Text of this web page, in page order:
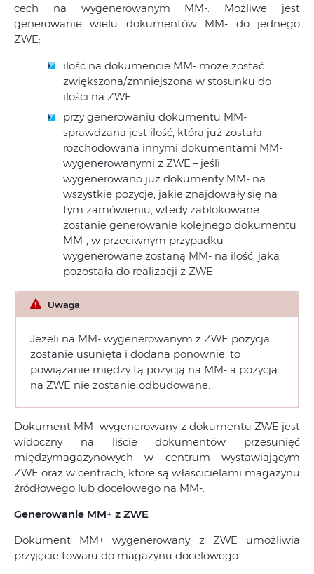
cech na wygenerowanym MM-. Możliwe jest
generowanie wielu dokumentów MM- do jednego
ZWE:
ilość na dokumencie MM- może zostać
zwiększona/zmniejszona w stosunku do
ilości na ZWE
przy generowaniu dokumentu MM-
sprawdzana jest ilość, która już została
rozchodowana innymi dokumentami MM-
wygenerowanymi z ZWE – jeśli
wygenerowano już dokumenty MM- na
wszystkie pozycje, jakie znajdowały się na
tym zamówieniu, wtedy zablokowane
zostanie generowanie kolejnego dokumentu
MM-; w przeciwnym przypadku
wygenerowane zostaną MM- na ilość, jaka
pozostała do realizacji z ZWE
Uwaga
Jeżeli na MM- wygenerowanym z ZWE pozycja
zostanie usunięta i dodana ponownie, to
powiązanie między tą pozycją na MM- a pozycją
na ZWE nie zostanie odbudowane.
Dokument MM- wygenerowany z dokumentu ZWE jest
widoczny na liście dokumentów przesunięć
międzymagazynowych w centrum wystawiającym
ZWE oraz w centrach, które są właścicielami magazynu
źródłowego lub docelowego na MM-.
Generowanie MM+ z ZWE
Dokument MM+ wygenerowany z ZWE umożliwia
przyjęcie towaru do magazynu docelowego.